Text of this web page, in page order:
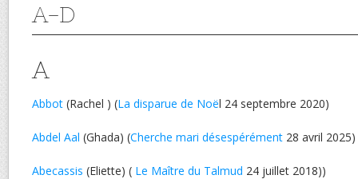
A-D
A
Abbot (Rachel ) (La disparue de Noël 24 septembre 2020)
Abdel Aal (Ghada) (Cherche mari désespérément 28 avril 2025)
Abecassis (Eliette) ( Le Maître du Talmud 24 juillet 2018))